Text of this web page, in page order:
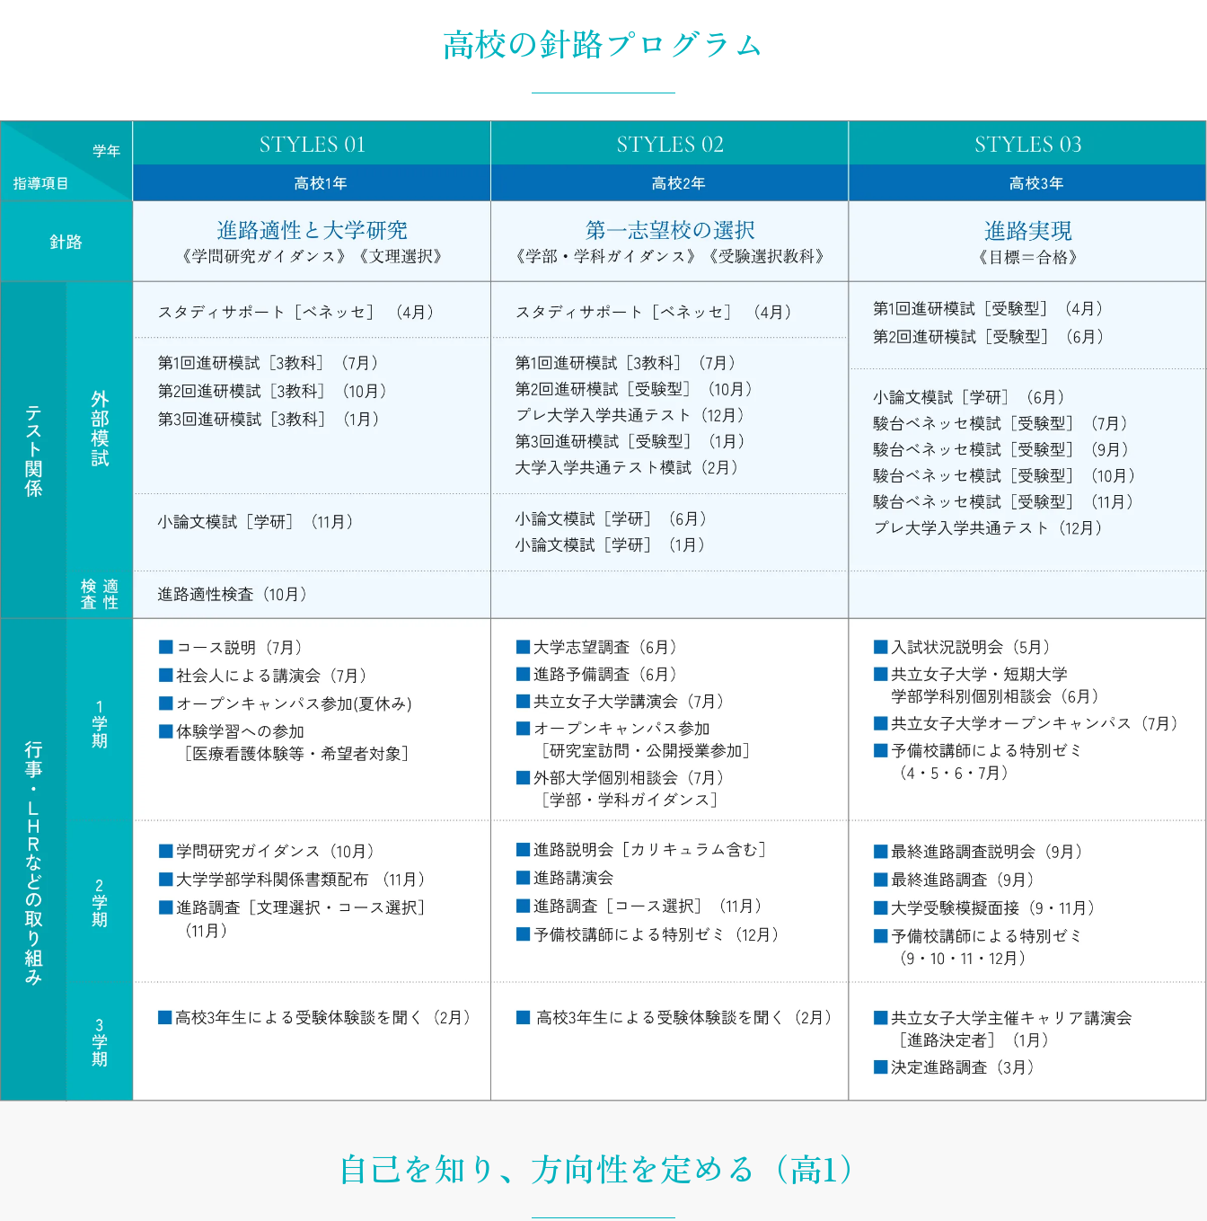
高校の針路プログラム
自己を知り、 方向性を定める（高1）